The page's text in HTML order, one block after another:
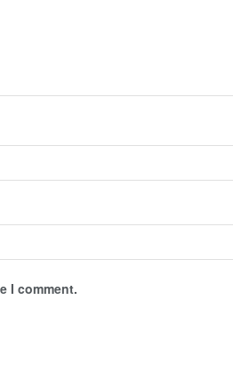
I comment.